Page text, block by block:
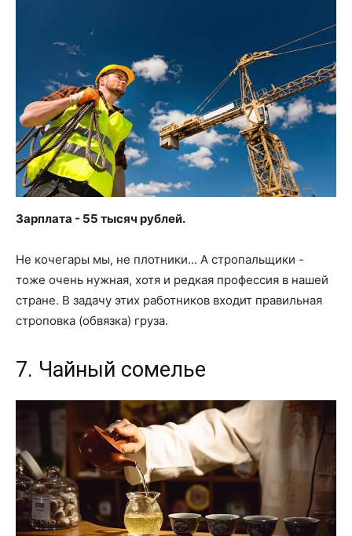
Зарплата - 55 тысяч рублей.
Не кочегары мы, не плотники... А стропальщики -
тоже очень нужная, хотя и редкая профессия в нашей
стране. В задачу этих работников входит правильная
строповка (обвязка) груза.
7. Чайный сомелье